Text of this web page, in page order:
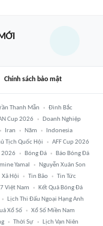
Chính sách bảo mật
Thanh Mẫn
Đình Bắc
Cup 2026
Doanh Nghiệp
Iran Năm
Indonesia
Tịch Quốc Hội
AFF Cup 2026
2026 Bóng Đá
Báo Bóng Đá
Yamal
Nguyễn Xuân Son
Xã Hội Tin Bão
Tin Tức
Việt Nam
Kết Quả Bóng Đá
Lịch Thi Đấu Ngoại Hạng Anh
Xổ Số
Xổ Số Miền Nam
Thời Sự Lịch Vạn Niên